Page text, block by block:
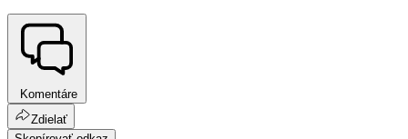
Komentáre
Zdielať